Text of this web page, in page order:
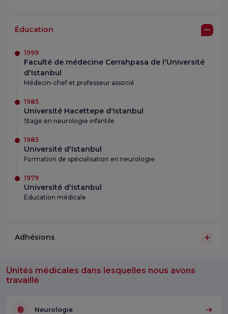
Éducation
1999
Faculté de médecine Cerrahpasa de l'Université
d'Istanbul
Médecin-chef et professeur associé
1985
Université Hacettepe d'Istanbul
Stage en neurologie infantile
1985
Université d'Istanbul
Formation de spécialisation en neurologie
1979
Université d'Istanbul
Éducation médicale
Adhésions
Unités médicales dans lesquelles nous avons
travaillé
Neurologie